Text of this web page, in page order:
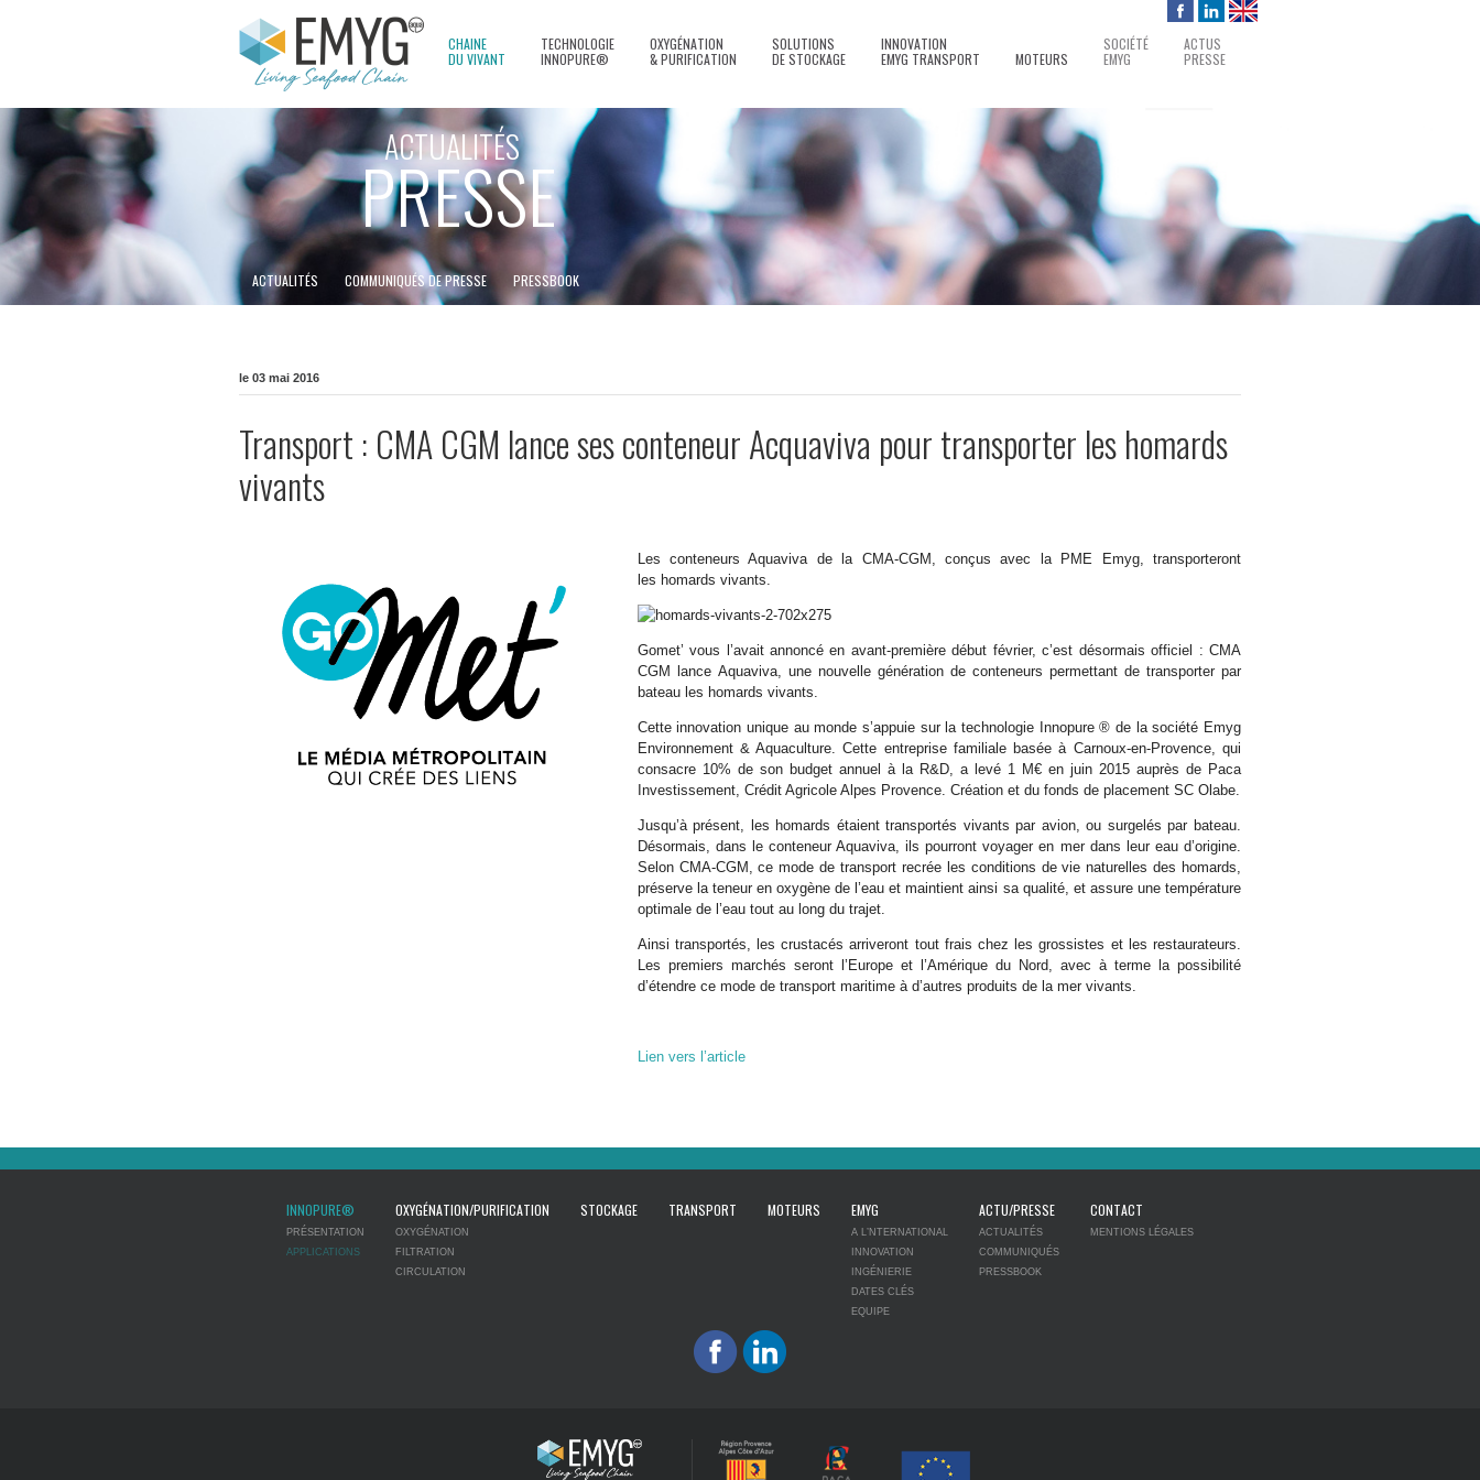
CHAINE
DU VIVANT
TECHNOLOGIE
INNOPURE®
OXYGÉNATION
& PURIFICATION
SOLUTIONS
DE STOCKAGE
INNOVATION
EMYG TRANSPORT
MOTEURS
SOCIÉTÉ
EMYG
ACTUS
PRESSE
ACTUALITÉS
PRESSE
ACTUALITÉS COMMUNIQUÉS DE PRESSE PRESSBOOK
le 03 mai 2016
Transport : CMA CGM lance ses conteneur Acquaviva pour transporter les homards
vivants
Les conteneurs Aquaviva de la CMA-CGM, conçus avec la PME Emyg, transporteront
les homards vivants.
Gomet’ vous l’avait annoncé en avant-première début février, c’est désormais officiel : CMA
CGM lance Aquaviva, une nouvelle génération de conteneurs permettant de transporter par
bateau les homards vivants.
Cette innovation unique au monde s’appuie sur la technologie Innopure ® de la société Emyg
Environnement & Aquaculture. Cette entreprise familiale basée à Carnoux-en-Provence, qui
consacre 10% de son budget annuel à la R&D, a levé 1 M€ en juin 2015 auprès de Paca
Investissement, Crédit Agricole Alpes Provence. Création et du fonds de placement SC Olabe.
Jusqu’à présent, les homards étaient transportés vivants par avion, ou surgelés par bateau.
Désormais, dans le conteneur Aquaviva, ils pourront voyager en mer dans leur eau d’origine.
Selon CMA-CGM, ce mode de transport recrée les conditions de vie naturelles des homards,
préserve la teneur en oxygène de l’eau et maintient ainsi sa qualité, et assure une température
optimale de l’eau tout au long du trajet.
Ainsi transportés, les crustacés arriveront tout frais chez les grossistes et les restaurateurs.
Les premiers marchés seront l’Europe et l’Amérique du Nord, avec à terme la possibilité
d’étendre ce mode de transport maritime à d’autres produits de la mer vivants.
Lien vers l’article
INNOPURE®
PRÉSENTATION
APPLICATIONS
OXYGÉNATION/PURIFICATION
OXYGÉNATION
FILTRATION
CIRCULATION
STOCKAGE TRANSPORT MOTEURS EMYG
A L’NTERNATIONAL
INNOVATION
INGÉNIERIE
DATES CLÉS
EQUIPE
ACTU/PRESSE
ACTUALITÉS
COMMUNIQUÉS
PRESSBOOK
CONTACT
MENTIONS LÉGALES